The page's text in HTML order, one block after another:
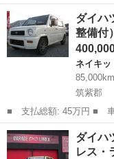
名： ダイハツ ■ 車種
アルエディション マニ
ＨＩＤ ベンチシ...
久留米市 ネ
ダイハ
整備付）
ネイキッ
85,000km
筑紫郡
■ 支払総額: 45万円 ■ 車両本体価格： 400,000 円 ■ メーカー
名： ダイハツ ■ 車種
グレード ■ 排気量：
A...
福岡 筑紫郡 ネイ
ダイハ
レス・